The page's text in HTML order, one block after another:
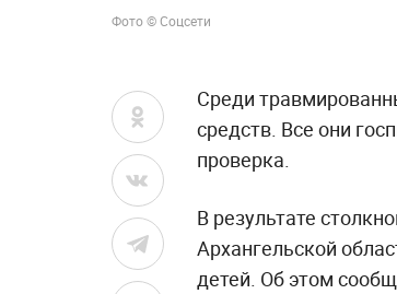
Фото © Соцсети
Среди
средств. Все они
проверка.
В результате
Архангельской
детей. Об этом